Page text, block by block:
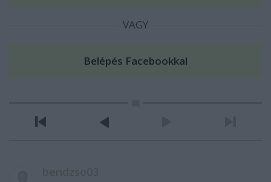
VAGY